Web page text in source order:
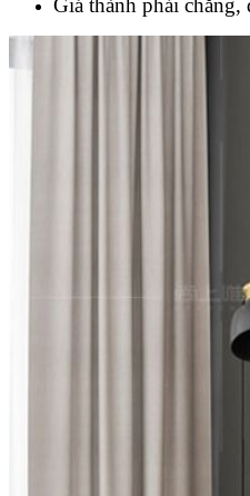
Giá thành phải chăng,